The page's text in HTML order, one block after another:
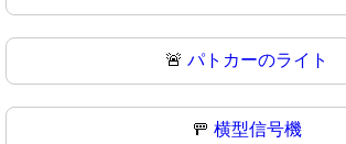
🚨 パトカーのライト
🚥 横型信号機